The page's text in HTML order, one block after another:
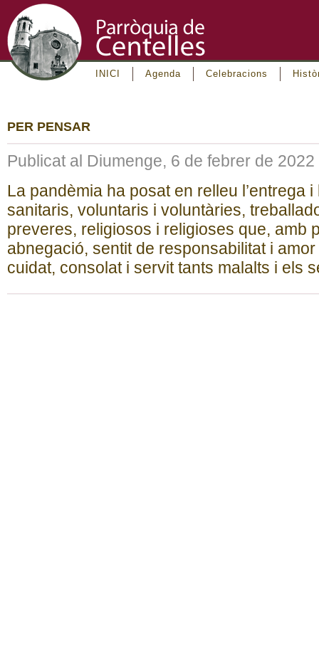
INICI Agenda Celebracions
PER PENSAR
Publicat al Diumenge, 6 de febrer de 2022
La pandèmia ha posat en relleu l’entrega
sanitaris, voluntaris i voluntàries,
preveres, religiosos i religioses que, amb
abnegació, sentit de responsabilitat i
cuidat, consolat i servit tants malalts i els